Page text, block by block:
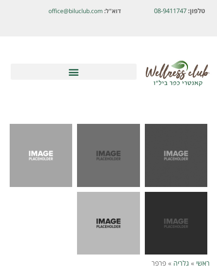
טלפון: 08-9411747 דוא"ל:office@biluclub.com
ראשי » גלריה » פרפר